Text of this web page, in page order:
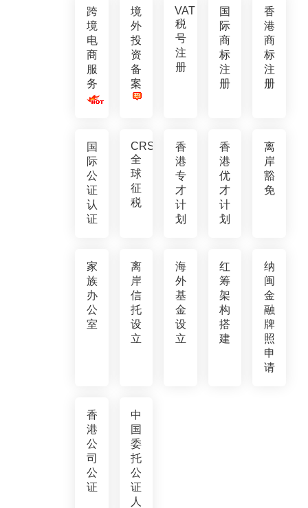
跨
境
电
商
服
务
境
外
投
资
备
案
VAT
税
号
注
册
国
际
商
标
注
册
香
港
商
标
注
册
国
际
公
证
认
证
CRS
全
球
征
税
香
港
专
才
计
划
香
港
优
才
计
划
离
岸
豁
免
家
族
办
公
室
离
岸
信
托
设
立
海
外
基
金
设
立
红
筹
架
构
搭
建
纳
闽
金
融
牌
照
申
请
香
港
公
司
公
证
中
国
委
托
公
证
人